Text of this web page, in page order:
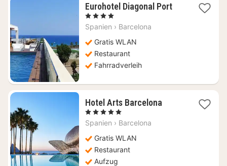
Eurohotel Diagonal Port1
, 4 Sterne
Spanien › Barcelona
Gratis WLAN
Restaurant
Fahrradverleih
Hotel Arts Barcelona1
, 5 Sterne
Spanien › Barcelona
Gratis WLAN
Restaurant
Aufzug